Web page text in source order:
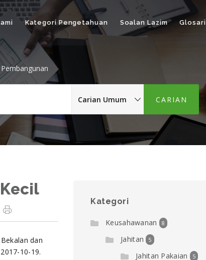
Kategori Pengetahuan Soalan Lazim Glosari
Pembangunan
dan
10-19.
Kategori
Keusahawanan 8
Jahitan 5
Jahitan Pakaian 5